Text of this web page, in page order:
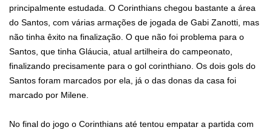
principalmente estudada. O Corinthians chegou bastante a área
do Santos, com várias armações de jogada de Gabi Zanotti, mas
não tinha êxito na finalização. O que não foi problema para o
Santos, que tinha Gláucia, atual artilheira do campeonato,
finalizando precisamente para o gol corinthiano. Os dois gols do
Santos foram marcados por ela, já o das donas da casa foi
marcado por Milene.
No final do jogo o Corinthians até tentou empatar a partida com